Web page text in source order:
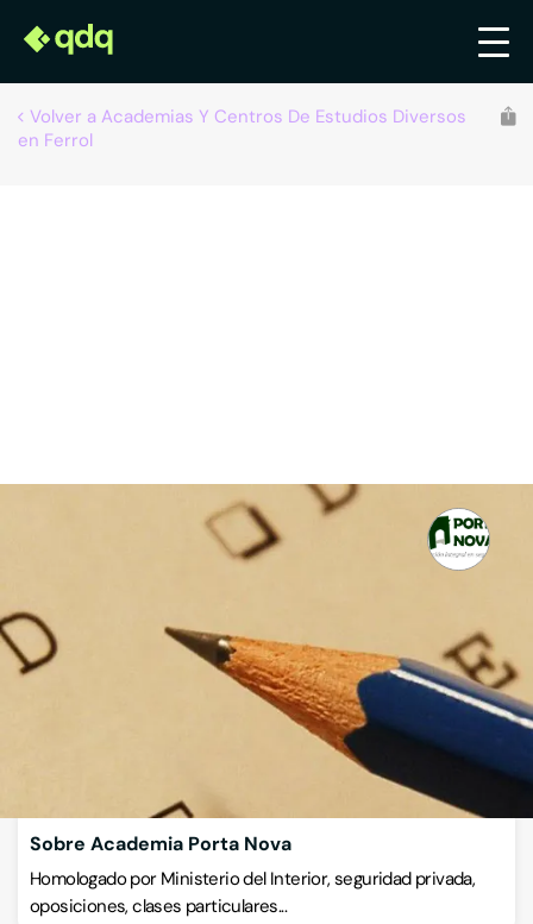
Volver a Academias Y Centros De Estudios Diversos
en Ferrol
Academia Porta Nova
C/ Fontaiña 23 B, 15404, Ferrol, A Coruña
CÓMO LLEGAR ESCRÍBENOS
Llamar ahora
Sobre Academia Porta Nova
Homologado por Ministerio del Interior, seguridad privada,
oposiciones, clases particulares...